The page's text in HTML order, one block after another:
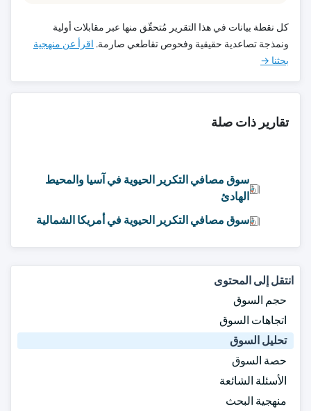
كل نقطة بيانات في هذا التقرير مُتحقّق منها عبر مقابلات أولية
ونمذجة تصاعدية حقيقية وفحوص تقاطعي صارمة. اقرأ عن منهجية
بحثنا →
تقارير ذات صلة
سوق مصافي التكرير الحيوية في آسيا والمحيط
الهادئ
سوق مصافي التكرير الحيوية في أمريكا الشمالية
انتقل إلى المحتوى
حجم السوق
اتجاهات السوق
تحليل السوق
حصة السوق
الأسئلة الشائعة
منهجية البحث